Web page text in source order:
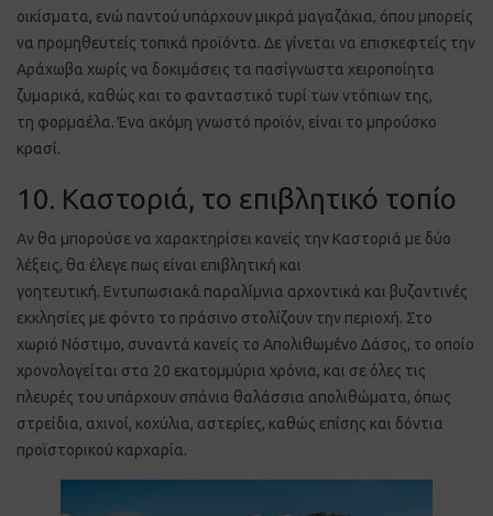
οικίσματα, ενώ παντού υπάρχουν μικρά μαγαζάκια, όπου μπορείς
να προμηθευτείς τοπικά προϊόντα. Δε γίνεται να επισκεφτείς την
Αράχωβα χωρίς να δοκιμάσεις τα πασίγνωστα χειροποίητα
ζυμαρικά, καθώς και το φανταστικό τυρί των ντόπιων της,
τη φορμαέλα. Ένα ακόμη γνωστό προϊόν, είναι το μπρούσκο
κρασί.
10. Καστοριά, το επιβλητικό τοπίο
Αν θα μπορούσε να χαρακτηρίσει κανείς την Καστοριά με δύο
λέξεις, θα έλεγε πως είναι επιβλητική και
γοητευτική. Εντυπωσιακά παραλίμνια αρχοντικά και βυζαντινές
εκκλησίες με φόντο το πράσινο στολίζουν την περιοχή. Στο
χωριό Νόστιμο, συναντά κανείς το Απολιθωμένο Δάσος, το οποίο
χρονολογείται στα 20 εκατομμύρια χρόνια, και σε όλες τις
πλευρές του υπάρχουν σπάνια θαλάσσια απολιθώματα, όπως
στρείδια, αχινοί, κοχύλια, αστερίες, καθώς επίσης και δόντια
προϊστορικού καρχαρία.